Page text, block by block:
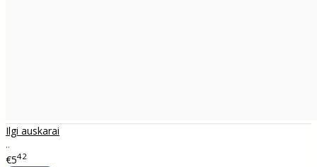
Ilgi auskarai
..
€542